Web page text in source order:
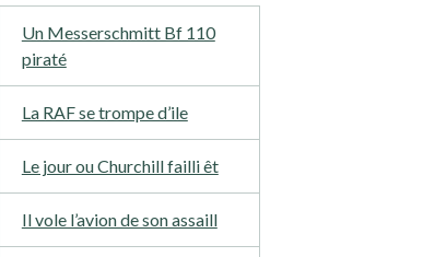
Un Messerschmitt Bf 110
piraté
La RAF se trompe d’ile
Le jour ou Churchill failli êt
Il vole l’avion de son assaill